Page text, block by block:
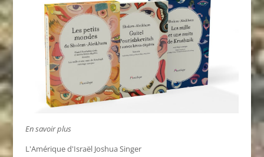
En savoir plus
L'Amérique d'Israël Joshua Singer